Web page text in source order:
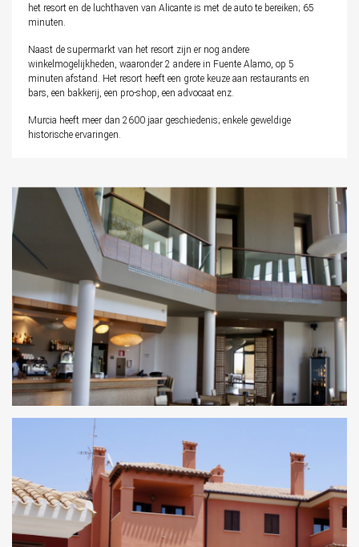
het resort en de luchthaven van Alicante is met de auto te bereiken; 65
minuten.
Naast de supermarkt van het resort zijn er nog andere
winkelmogelijkheden, waaronder 2 andere in Fuente Alamo, op 5
minuten afstand. Het resort heeft een grote keuze aan restaurants en
bars, een bakkerij, een pro-shop, een advocaat enz.
Murcia heeft meer dan 2600 jaar geschiedenis; enkele geweldige
historische ervaringen.